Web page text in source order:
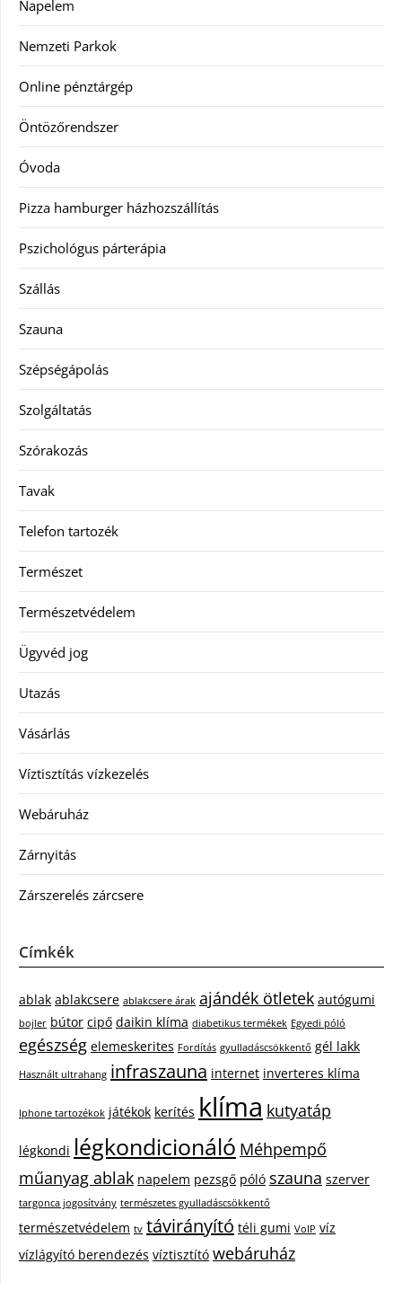
Napelem
Nemzeti Parkok
Online pénztárgép
Öntözőrendszer
Óvoda
Pizza hamburger házhozszállítás
Pszichológus párterápia
Szállás
Szauna
Szépségápolás
Szolgáltatás
Szórakozás
Tavak
Telefon tartozék
Természet
Természetvédelem
Ügyvéd jog
Utazás
Vásárlás
Víztisztítás vízkezelés
Webáruház
Zárnyitás
Zárszerelés zárcsere
Címkék
ablak ablakcsere ablakcsere árak ajándék ötletek autógumi
bojler bútor cipő daikin klíma diabetikus termékek Egyedi póló
egészség elemeskerites Fordítás gyulladáscsökkentő gél lakk
Használt ultrahang infraszauna internet inverteres klíma
Iphone tartozékok játékok kerítés klíma kutyatáp
légkondi légkondicionáló Méhpempő
műanyag ablak napelem pezsgő póló szauna szerver
targonca jogosítvány természetes gyulladáscsökkentő
természetvédelem tv távirányító téli gumi VoIP víz
vízlágyító berendezés víztisztító webáruház